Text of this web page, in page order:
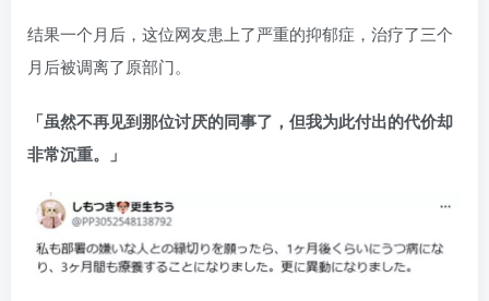
结果一个月后，这位网友患上了严重的抑郁症，治疗了三个
月后被调离了原部门。
「虽然不再见到那位讨厌的同事了，但我为此付出的代价却
非常沉重。」